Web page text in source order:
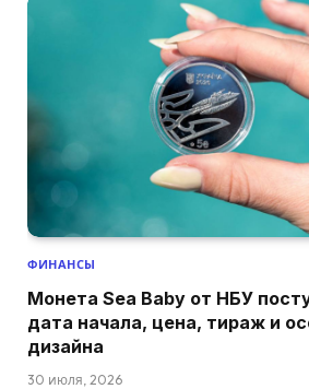
ФИНАНСЫ
Монета Sea Baby от НБУ
дата начала, цена, тираж и
дизайна
30 июля, 2026